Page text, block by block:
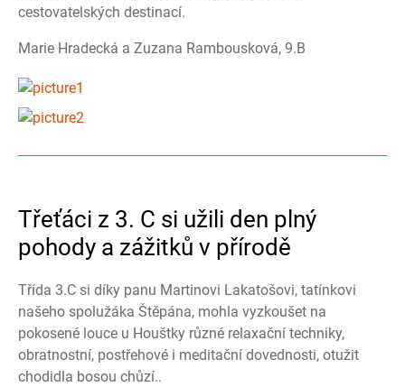
cestovatelských destinací.
Marie Hradecká a Zuzana Rambousková, 9.B
Třeťáci z 3. C si užili den plný
pohody a zážitků v přírodě
Třída 3.C si díky panu Martinovi Lakatošovi, tatínkovi
našeho spolužáka Štěpána, mohla vyzkoušet na
pokosené louce u Houštky různé relaxační techniky,
obratnostní, postřehové i meditační dovednosti, otužit
chodidla bosou chůzí..